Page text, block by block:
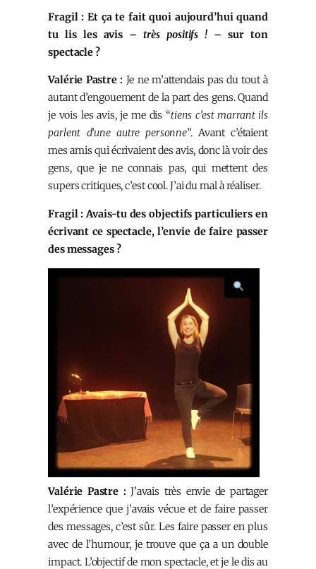
Fragil : Et ça te fait quoi aujourd’hui quand
tu lis les avis –très positifs ! – sur ton
spectacle ?
Valérie Pastre : Je ne m’attendais pas du tout à
autant d’engouement de la part des gens. Quand
je vois les avis, je me dis “tiens c’est marrant ils
parlent d’une autre personne”. Avant c’étaient
mes amis qui écrivaient des avis, donc là voir des
gens, que je ne connais pas, qui mettent des
supers critiques, c’est cool. J’ai du mal à réaliser.
Fragil : Avais-tu des objectifs particuliers en
écrivant ce spectacle, l’envie de faire passer
des messages ?
Valérie Pastre :J’avais très envie de partager
l’expérience que j’avais vécue et de faire passer
des messages, c’est sûr. Les faire passer en plus
avec de l’humour, je trouve que ça a un double
impact. L’objectif de mon spectacle, et je le dis au